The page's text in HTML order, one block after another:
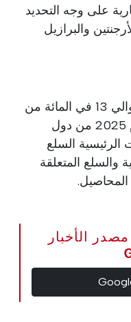
على وجه التحديد
والبرازيل
وفقًا للمفوضية الأوروبية، جاء حوالي 13 في المائة من
واردات الاتحاد الأوروبي في عام 2025 من دول
السلع
والسلع المتعلقة
المحاصيل.
اجعل The Portugal News مصدر الأخبار